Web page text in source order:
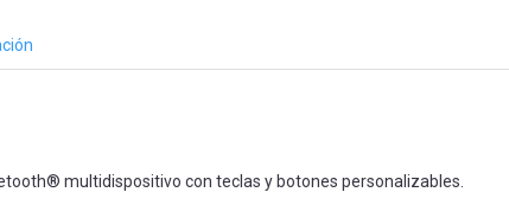
multidispositivo con teclas y botones personalizables.